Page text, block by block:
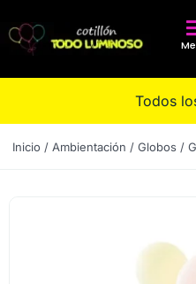
Todos
Inicio / Ambientación / Globos /